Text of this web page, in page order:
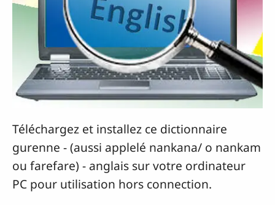
Téléchargez et installez ce dictionnaire
gurenne - (aussi applelé nankana/ o nankam
ou farefare) - anglais sur votre ordinateur
PC pour utilisation hors connection.